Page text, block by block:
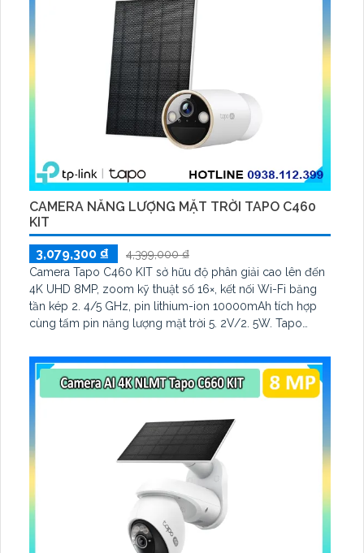
CAMERA NĂNG LƯỢNG MẶT TRỜI TAPO C460
KIT
3,079,300 ₫
4,399,000 ₫
Camera Tapo C460 KIT sở hữu độ phân giải cao lên đến
4K UHD 8MP, zoom kỹ thuật số 16×, kết nối Wi-Fi băng
tần kép 2. 4/5 GHz, pin lithium-ion 10000mAh tích hợp
cùng tấm pin năng lượng mặt trời 5. 2V/2. 5W. Tapo
biến Starlight, tầm nhìn lên đến 15 m